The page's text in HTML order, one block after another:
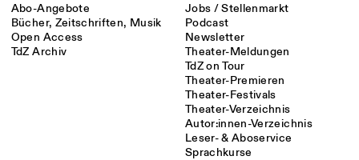
Abo-Angebote
Bücher, Zeitschriften, Musik
Open Access
TdZ Archiv
Jobs / Stellenmarkt
Podcast
Newsletter
Theater-Meldungen
TdZ on Tour
Theater-Premieren
Theater-Festivals
Theater-Verzeichnis
Autor:innen-Verzeichnis
Leser- & Aboservice
Sprachkurse